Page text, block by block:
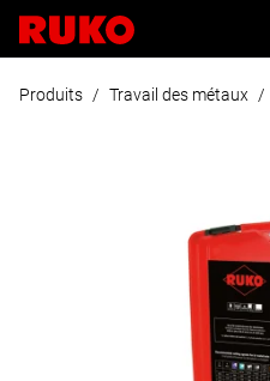
Produits / Travail des métaux /